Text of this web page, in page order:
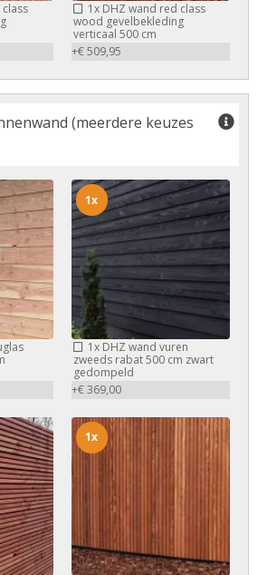
1xDHZ wand red class
wood gevelbekleding
verticaal 500 cm
+€ 509,95
(meerdere keuzes
1xDHZ wand vuren
zweeds rabat 500 cm zwart
gedompeld
+€ 369,00
1x
1x